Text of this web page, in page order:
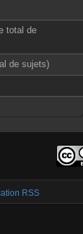
total de
de sujets)
RSS